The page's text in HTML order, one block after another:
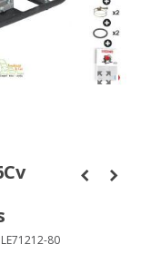
LE71212-80